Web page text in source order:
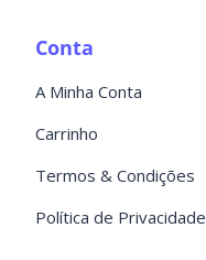
Conta
A Minha Conta
Carrinho
Termos & Condições
Política de Privacidade